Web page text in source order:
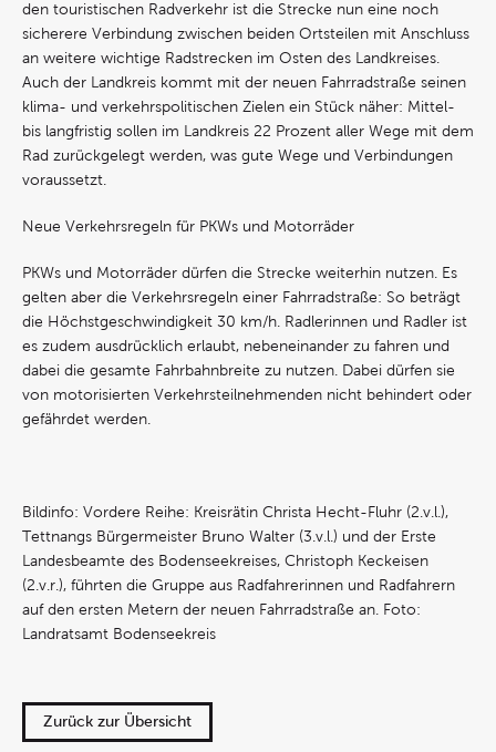
den touristischen Radverkehr ist die Strecke nun eine noch
sicherere Verbindung zwischen beiden Ortsteilen mit Anschluss
an weitere wichtige Radstrecken im Osten des Landkreises.
Auch der Landkreis kommt mit der neuen Fahrradstraße seinen
klima- und verkehrspolitischen Zielen ein Stück näher: Mittel-
bis langfristig sollen im Landkreis 22 Prozent aller Wege mit dem
Rad zurückgelegt werden, was gute Wege und Verbindungen
voraussetzt.
Neue Verkehrsregeln für PKWs und Motorräder
PKWs und Motorräder dürfen die Strecke weiterhin nutzen. Es
gelten aber die Verkehrsregeln einer Fahrradstraße: So beträgt
die Höchstgeschwindigkeit 30 km/h. Radlerinnen und Radler ist
es zudem ausdrücklich erlaubt, nebeneinander zu fahren und
dabei die gesamte Fahrbahnbreite zu nutzen. Dabei dürfen sie
von motorisierten Verkehrsteilnehmenden nicht behindert oder
gefährdet werden.
Bildinfo: Vordere Reihe: Kreisrätin Christa Hecht-Fluhr (2.v.l.),
Tettnangs Bürgermeister Bruno Walter (3.v.l.) und der Erste
Landesbeamte des Bodenseekreises, Christoph Keckeisen
(2.v.r.), führten die Gruppe aus Radfahrerinnen und Radfahrern
auf den ersten Metern der neuen Fahrradstraße an. Foto:
Landratsamt Bodenseekreis
Zurück zur Übersicht